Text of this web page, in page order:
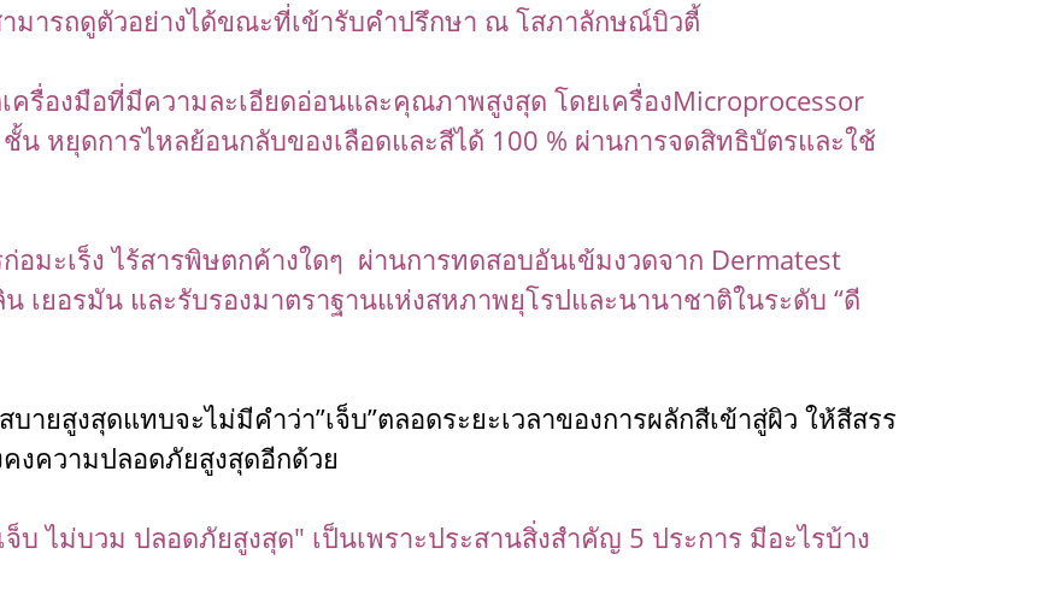
มารถดูตัวอย่างได้ขณะที่เข้ารับคำปรึกษา ณ โสภาลักษณ์บิวตี้
รื่องมือที่มีความละเอียดอ่อนและคุณภาพสูงสุด โดยเครื่องMicroprocessor
หยุดการไหลย้อนกลับของเลือดและสีได้ 100 % ผ่านการจดสิทธิบัตรและใช้
อมะเร็ง ไร้สารพิษตกค้างใดๆ ผ่านการทดสอบอันเข้มงวดจาก Dermatest
น เยอรมัน และรับรองมาตราฐานแห่งสหภาพยุโรปและนานาชาติในระดับ “ดี
ยสูงสุดแทบจะไม่มีคำว่า”เจ็บ”ตลอดระยะเวลาของการผลักสีเข้าสู่ผิว ให้สีสรร
งความปลอดภัยสูงสุดอีกด้วย
ไม่บวม ปลอดภัยสูงสุด" เป็นเพราะประสานสิ่งสำคัญ 5 ประการ มีอะไรบ้าง